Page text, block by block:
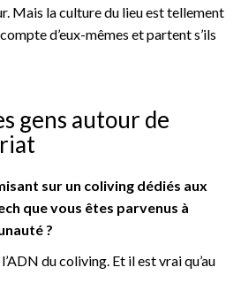
Mais la culture du lieu est tellement
d’eux-mêmes et partent s’ils
gens autour de
sur un coliving dédiés aux
que vous êtes parvenus à
?
du coliving. Et il est vrai qu’au